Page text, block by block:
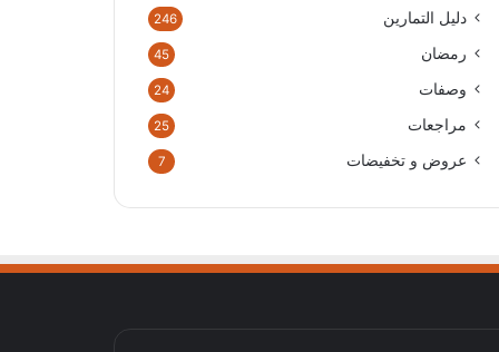
دليل التمارين 246
رمضان 45
وصفات 24
مراجعات 25
عروض و تخفيضات 7